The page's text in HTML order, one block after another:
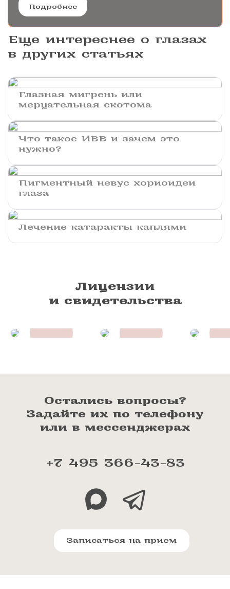
Подробнее
Еще интереснее о глазах
в других статьях
Глазная мигрень или
мерцательная скотома
Что такое ИВВ и зачем это
нужно?
Пигментный невус хориоидеи
глаза
Лечение катаракты каплями
Лицензии
и свидетельства
Остались вопросы?
Задайте их по телефону
или в мессенджерах
+7 495 366-43-83
Записаться на прием